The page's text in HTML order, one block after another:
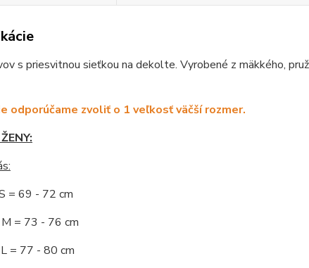
s priesvitnou sieťkou na dekolte. Vyrobené z mäkkého,
odporúčame zvoliť o 1 veľkosť väčší rozmer.
69 - 72 cm
73 - 76 cm
77 - 80 cm